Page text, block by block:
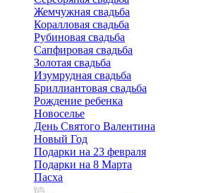
Жемчужная свадьба
Коралловая свадьба
Рубиновая свадьба
Сапфировая свадьба
Золотая свадьба
Изумрудная свадьба
Бриллиантовая свадьба
Рождение ребенка
Новоселье
День Святого Валентина
Новый Год
Подарки на 23 февраля
Подарки на 8 Марта
Пасха